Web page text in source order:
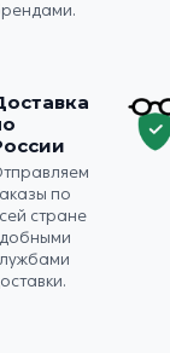
по
стране